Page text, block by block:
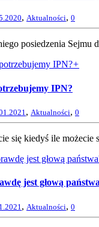
, Aktualności, 0
posiedzenia
+
IPN?
, Aktualności, 0
się kiedyś ile możecie
jest głową
, Aktualności, 0